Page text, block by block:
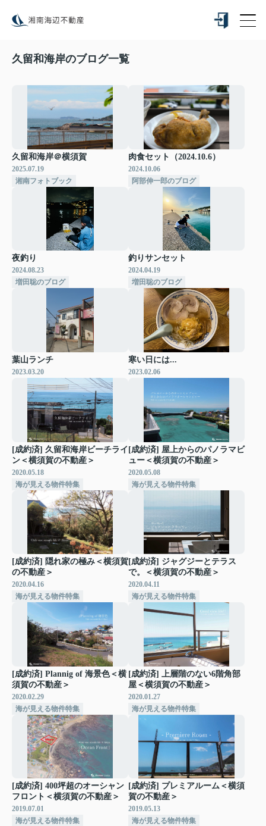
久留和海岸のブログ一覧
久留和海岸＠横須賀
2025.07.19
湘南フォトブック
肉食セット（2024.10.6）
2024.10.06
阿部伸一郎のブログ
夜釣り
2024.08.23
増田聡のブログ
釣りサンセット
2024.04.19
増田聡のブログ
葉山ランチ
2023.03.20
寒い日には...
2023.02.06
[成約済] 久留和海岸ビーチライ
ン＜横須賀の不動産＞
2020.05.18
海が見える物件特集
[成約済] 屋上からのパノラマビ
ュー＜横須賀の不動産＞
2020.05.08
海が見える物件特集
[成約済] 隠れ家の極み＜横須賀
の不動産＞
2020.04.16
海が見える物件特集
[成約済] ジャグジーとテラス
で。＜横須賀の不動産＞
2020.04.11
海が見える物件特集
[成約済] Plannig of 海景色＜横
須賀の不動産＞
2020.02.29
海が見える物件特集
[成約済] 上層階のない6階角部
屋＜横須賀の不動産＞
2020.01.27
海が見える物件特集
[成約済] 400坪超のオーシャン
フロント＜横須賀の不動産＞
2019.07.01
海が見える物件特集
[成約済] プレミアルーム＜横須
賀の不動産＞
2019.05.13
海が見える物件特集